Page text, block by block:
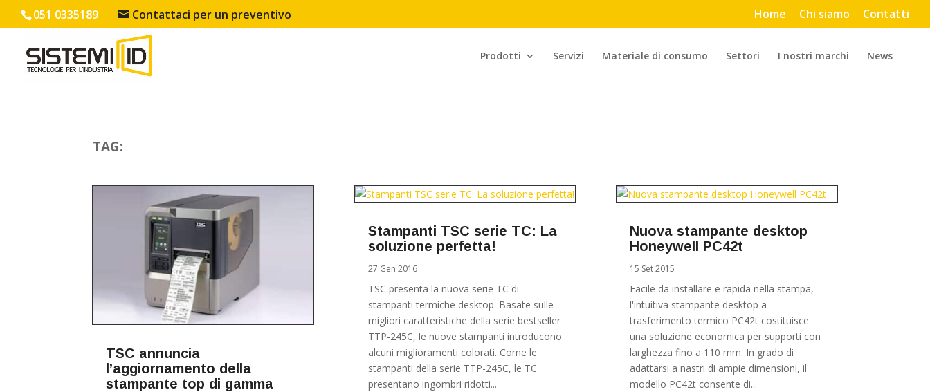
051 0335189 Contattaci per un preventivo Home Chi siamo Contatti
Prodotti Servizi Materiale di consumo Settori I nostri marchi News
TAG:
TSC annuncia
l’aggiornamento della
stampante top di gamma
Stampanti TSC serie TC: La
soluzione perfetta!
27 Gen 2016
TSC presenta la nuova serie TC di
stampanti termiche desktop. Basate sulle
migliori caratteristiche della serie bestseller
TTP-245C, le nuove stampanti introducono
alcuni miglioramenti colorati. Come le
stampanti della serie TTP-245C, le TC
presentano ingombri ridotti...
Nuova stampante desktop
Honeywell PC42t
15 Set 2015
Facile da installare e rapida nella stampa,
l'intuitiva stampante desktop a
trasferimento termico PC42t costituisce
una soluzione economica per supporti con
larghezza fino a 110 mm. In grado di
adattarsi a nastri di ampie dimensioni, il
modello PC42t consente di...